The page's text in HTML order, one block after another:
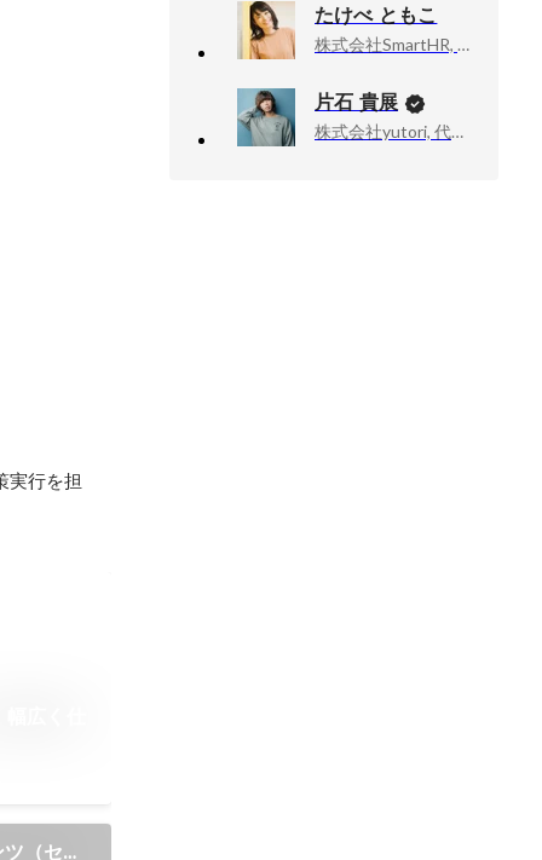
実行を担
（セミ
たけべ ともこ
株式会社SmartHR, 広報・PR
片石 貴展
株式会社yutori, 代表取締役社長